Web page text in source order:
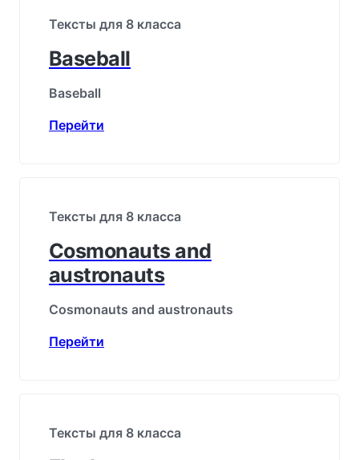
Тексты для 8 класса
Baseball
Baseball
Перейти
Тексты для 8 класса
Cosmonauts and
austronauts
Cosmonauts and austronauts
Перейти
Тексты для 8 класса